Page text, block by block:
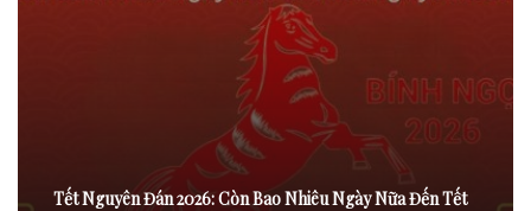
Tết Nguyên Đán 2026: Còn Bao Nhiêu Ngày Nữa Đến Tết